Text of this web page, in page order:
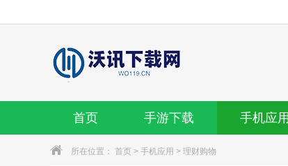
首页 手游下载 手机应用
所在位置： 首页 > 手机应用 > 理财购物